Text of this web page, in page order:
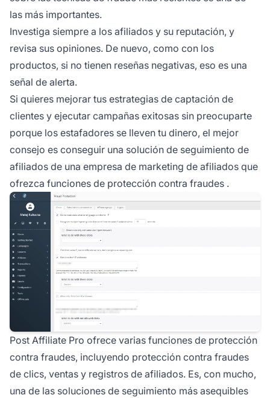
las más importantes.
Investiga siempre a los afiliados y su reputación, y
revisa sus opiniones. De nuevo, como con los
productos, si no tienen reseñas negativas, eso es una
señal de alerta.
Si quieres mejorar tus estrategias de captación de
clientes y ejecutar campañas exitosas sin preocuparte
porque los estafadores se lleven tu dinero, el mejor
consejo es conseguir una solución de seguimiento de
afiliados de una empresa de marketing de afiliados que
ofrezca funciones de protección contra fraudes .
Post Affiliate Pro ofrece varias funciones de protección
contra fraudes, incluyendo protección contra fraudes
de clics, ventas y registros de afiliados. Es, con mucho,
una de las soluciones de seguimiento más asequibles